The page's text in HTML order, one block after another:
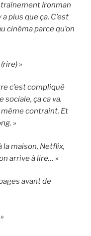
Ironman
plus que ça. C’est
cinéma parce qu’on
»
c’est compliqué
sociale, ça ca va.
contraint. Et
»
la maison, Netflix,
arrive à lire… »
avant de